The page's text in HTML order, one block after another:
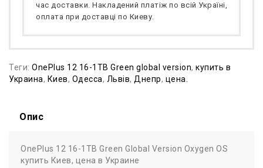
час доставки. Накладений платіж по всій Україні,
оплата при доставці по Киеву.
Теги: OnePlus 12 16-1TB Green global version, купить в
Украина, Киев, Одесса, Львів, Днепр, цена.
Опис
OnePlus 12 16-1TB Green Global Version Oxygen OS
купить Киев, цена в Украине